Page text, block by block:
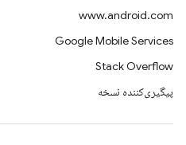
www.android.com
Google Mobile Services
Stack Overflow
پیگیری‌کننده نسخه